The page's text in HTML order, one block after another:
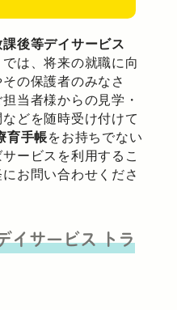
後等デイサービス
では、将来の就職に向
の保護者のみなさ
当者様からの見学・
どを随時受け付けて
育手帳をお持ちでない
ービスを利用するこ
お問い合わせくださ
イサービストラ